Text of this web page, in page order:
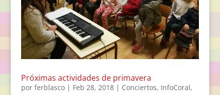
Próximas actividades de primavera
por ferblasco| Feb 28, 2018| Conciertos, InfoCoral,